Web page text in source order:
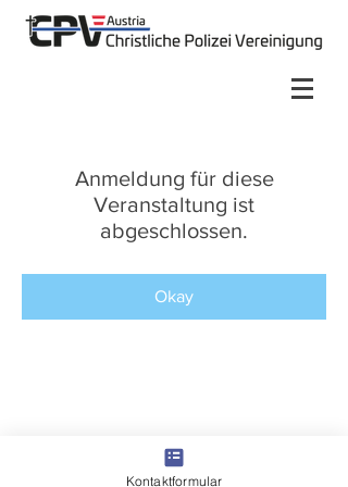
Anmeldung für diese
Veranstaltung ist
abgeschlossen.
Okay
Kontaktformular